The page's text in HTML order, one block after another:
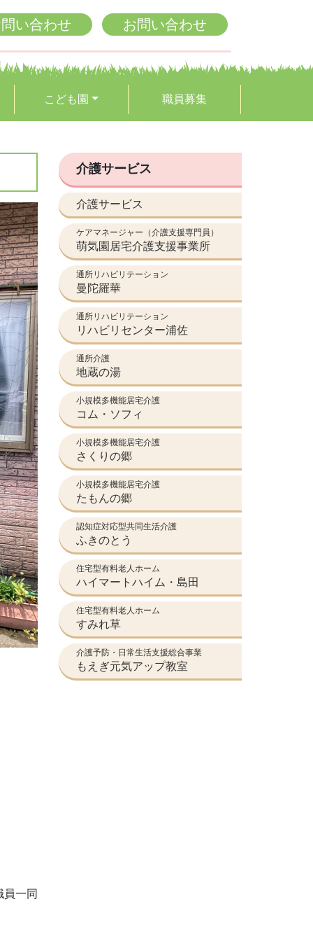
い合わせ お問い合わせ
こども園 職員募集
員一同
介護サービス
介護サービス
ケアマネージャー（介護支援専門員）
萌気園居宅介護支援事業所
通所リハビリテーション
曼陀羅華
通所リハビリテーション
リハビリセンター浦佐
通所介護
地蔵の湯
小規模多機能居宅介護
コム・ソフィ
小規模多機能居宅介護
さくりの郷
小規模多機能居宅介護
たもんの郷
認知症対応型共同生活介護
ふきのとう
住宅型有料老人ホーム
ハイマートハイム・島田
住宅型有料老人ホーム
すみれ草
介護予防・日常生活支援総合事業
もえぎ元気アップ教室